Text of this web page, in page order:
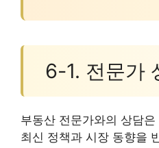
6-1. 전문가
부동산 전문가와의 상담
최신 정책과 시장 동향을